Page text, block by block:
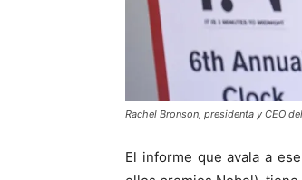
Rachel Bronson, presidenta y CEO
El informe que avala a